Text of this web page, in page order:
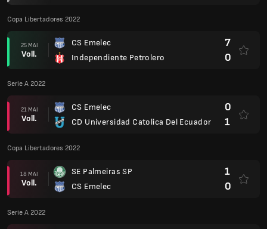
Copa Libertadores 2022
25 MAI
Voll.
CS Emelec
Independiente Petrolero
7
0
Serie A 2022
21 MAI
Voll.
CS Emelec
CD Universidad Catolica Del Ecuador
0
1
Copa Libertadores 2022
18 MAI
Voll.
SE Palmeiras SP
CS Emelec
1
0
Serie A 2022